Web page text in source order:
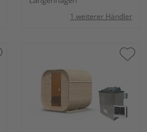
1 weiterer Händler